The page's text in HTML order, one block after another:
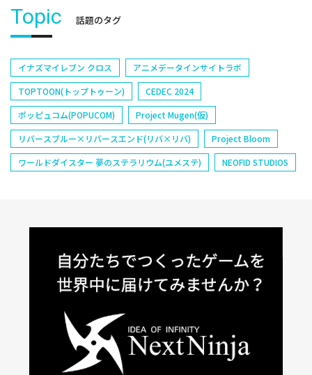
Topic 話題のタグ
イナズマイレブン クロス
アニメデータインサイトラボ
TOPTOON(トップトゥーン)
CEDEC 2024
ポッピュコム(POPUCOM)
Project Mugen(仮)
リバースブルー×リバースエンド(リバ×リバ)
Project Bloom
ワールドダイスター 夢のステラリウム(ユメステ)
NEOFID STUDIOS